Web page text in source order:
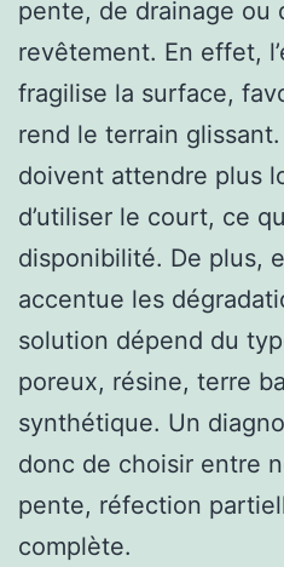
pente, de drainage ou
revêtement. En effet,
fragilise la surface,
rend le terrain
doivent attendre plus
d’utiliser le court, ce
disponibilité. De plus,
accentue les
solution dépend du
poreux, résine, terre
synthétique. Un
donc de choisir entre
pente, réfection
complète.